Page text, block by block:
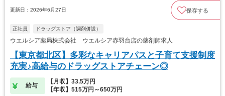
更新日：2026年6月27日 保存する
正社員 ドラッグストア（調剤併設）
ウエルシア薬局株式会社 ウエルシア赤羽台店の薬剤師求人
【東京都北区】多彩なキャリアパスと子育て支援制度
充実♪高給与のドラッグストアチェーン◎
給与
【月収】33.5万円
【年収】515万円～650万円